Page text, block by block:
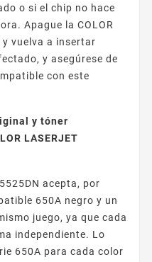
o si el chip no hace
Apague la COLOR
y vuelva a insertar
y asegúrese de
con este
y tóner
LASERJET
acepta, por
650A negro y un
juego, ya que cada
independiente. Lo
650A para cada color